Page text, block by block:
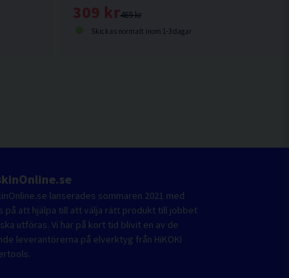
469 kr
309 kr
Skickas normalt inom 1-3 dagar
lanserades sommaren 2021 med
på att hjälpa till att välja rätt produkt till jobbet
utföras. Vi har på kort tid blivit en av de
leverantörerna på elverktyg från HiKOKI